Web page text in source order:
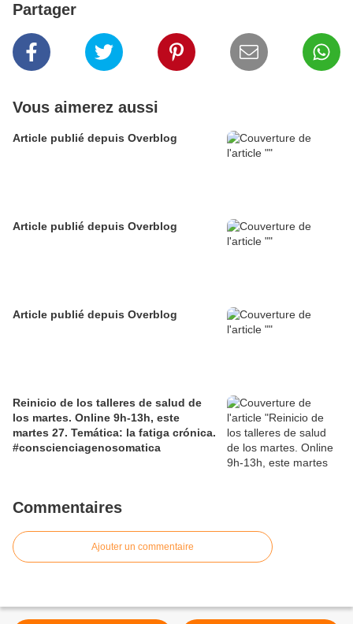
Partager
Vous aimerez aussi
Article publié depuis Overblog
Article publié depuis Overblog
Article publié depuis Overblog
Reinicio de los talleres de salud de
los martes. Online 9h-13h, este
martes 27. Temática: la fatiga crónica.
#conscienciagenosomatica
Commentaires
Ajouter un commentaire